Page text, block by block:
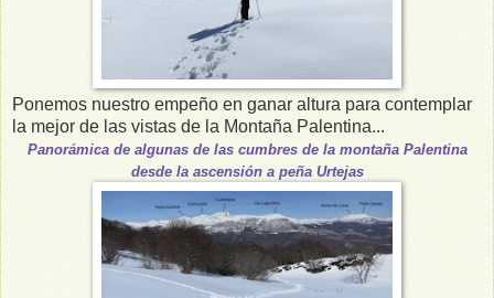
Ponemos nuestro empeño en ganar altura para contemplar
la mejor de las vistas de la Montaña Palentina...
Panorámica de algunas de las cumbres de la montaña Palentina
desde la ascensión a peña Urtejas